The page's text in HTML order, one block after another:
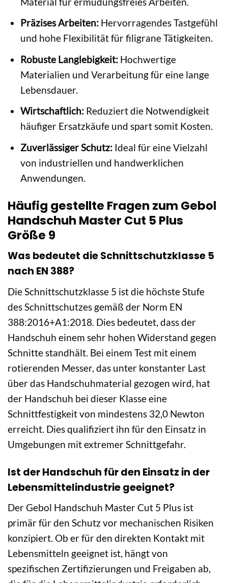
Präzises Arbeiten:Hervorragendes Tastgefühl
und hohe Flexibilität für filigrane Tätigkeiten.
Robuste Langlebigkeit:Hochwertige
Materialien und Verarbeitung für eine lange
Lebensdauer.
Wirtschaftlich:Reduziert die Notwendigkeit
häufiger Ersatzkäufe und spart somit Kosten.
Zuverlässiger Schutz:Ideal für eine Vielzahl
von industriellen und handwerklichen
Anwendungen.
Häufig gestellte Fragen zum Gebol
Handschuh Master Cut 5 Plus
Größe 9
Was bedeutet die Schnittschutzklasse 5
nach EN 388?
Die Schnittschutzklasse 5 ist die höchste Stufe
des Schnittschutzes gemäß der Norm EN
388:2016+A1:2018. Dies bedeutet, dass der
Handschuh einem sehr hohen Widerstand gegen
Schnitte standhält. Bei einem Test mit einem
rotierenden Messer, das unter konstanter Last
über das Handschuhmaterial gezogen wird, hat
der Handschuh bei dieser Klasse eine
Schnittfestigkeit von mindestens 32,0 Newton
erreicht. Dies qualifiziert ihn für den Einsatz in
Umgebungen mit extremer Schnittgefahr.
Ist der Handschuh für den Einsatz in der
Lebensmittelindustrie geeignet?
Der Gebol Handschuh Master Cut 5 Plus ist
primär für den Schutz vor mechanischen Risiken
konzipiert. Ob er für den direkten Kontakt mit
Lebensmitteln geeignet ist, hängt von
spezifischen Zertifizierungen und Freigaben ab,